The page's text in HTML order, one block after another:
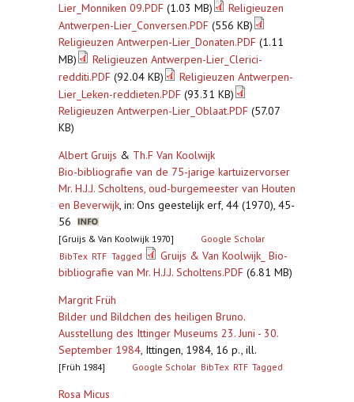
Lier_Monniken 09.PDF (1.03 MB)
Religieuzen
Antwerpen-Lier_Conversen.PDF (556 KB)
Religieuzen Antwerpen-Lier_Donaten.PDF (1.11
MB)
Religieuzen Antwerpen-Lier_Clerici-
redditi.PDF (92.04 KB)
Religieuzen Antwerpen-
Lier_Leken-reddieten.PDF (93.31 KB)
Religieuzen Antwerpen-Lier_Oblaat.PDF (57.07
KB)
Albert Gruijs & Th.F Van Koolwijk
Bio-bibliografie van de 75-jarige kartuizervorser
Mr. H.J.J. Scholtens, oud-burgemeester van Houten
en Beverwijk, in: Ons geestelijk erf, 44 (1970), 45-
56
[Gruijs & Van Koolwijk 1970]
Google Scholar
BibTex RTF Tagged
Gruijs & Van Koolwijk_ Bio-
bibliografie van Mr. H.J.J. Scholtens.PDF (6.81 MB)
Margrit Früh
Bilder und Bildchen des heiligen Bruno.
Ausstellung des Ittinger Museums 23. Juni - 30.
September 1984, Ittingen, 1984, 16 p., ill.
[Früh 1984] Google Scholar BibTex RTF Tagged
Rosa Micus